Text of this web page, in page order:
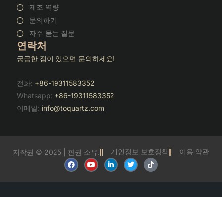
제조 역량
문의하기
자주 묻는 질문
연락처
궁금한 점이 있으면 문의하세요!
전화: +86-19311583352
Whatsapp: +86-19311583352
이메일: info@toquartz.com
저작권 © 2025 | 판권 소유. 개인정보 보호정책
이용 약관
F
a
c
유
튜
브
링
크
드
트
위
터
틱
톡